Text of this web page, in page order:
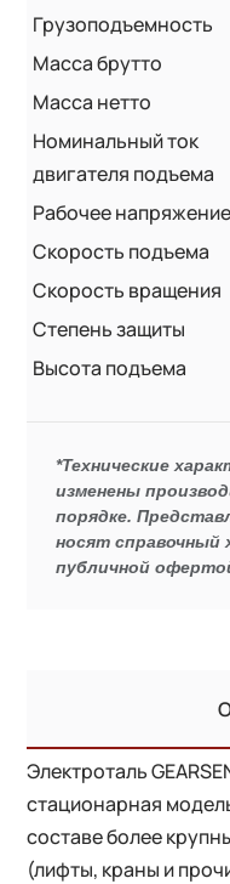
Грузоподъемность
Масса брутто
Масса нетто
Номинальный ток
двигателя подъема
Рабочее напряжение
Скорость подъема
Скорость вращения
Степень защиты
Высота подъема
*Технические
изменены
порядке.
носят справочный
публичной
Электроталь
стационарная
составе более
(лифты, краны и